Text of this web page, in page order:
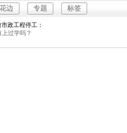
标签
专题
花边
，不然整天呆着容易头昏脑胀，
政工程停工：
过学吗？
妈突然产女：